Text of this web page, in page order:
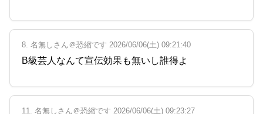
8. 名無しさん＠恐縮です 2026/06/06(土) 09:21:40
B級芸人なんて宣伝効果も無いし誰得よ
11. 名無しさん＠恐縮です 2026/06/06(土) 09:23:27